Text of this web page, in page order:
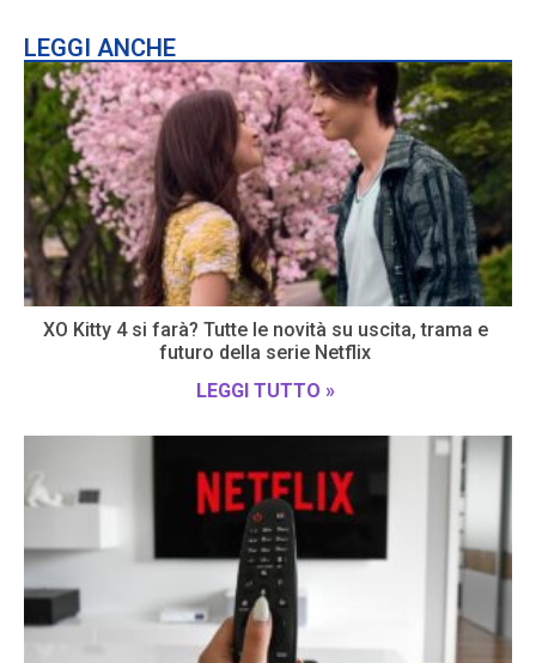
LEGGI ANCHE
XO Kitty 4 si farà? Tutte le novità su uscita, trama e
futuro della serie Netflix
LEGGI TUTTO »